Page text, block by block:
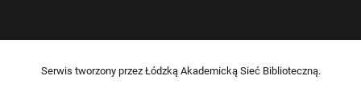
Serwis tworzony przez Łódzką Akademicką Sieć Biblioteczną.